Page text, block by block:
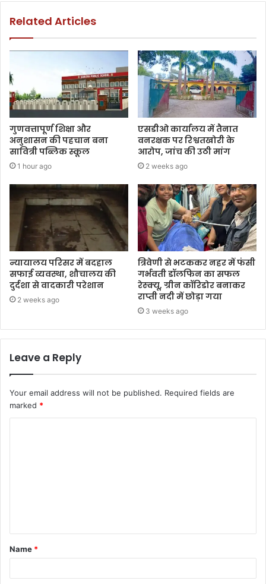
Related Articles
गुणवत्तापूर्ण शिक्षा और
अनुशासन की पहचान बना
सावित्री पब्लिक स्कूल
1 hour ago
एसडीओ कार्यालय में तैनात
वनरक्षक पर रिश्वतखोरी के
आरोप, जांच की उठी मांग
2 weeks ago
न्यायालय परिसर में बदहाल
सफाई व्यवस्था, शौचालय की
दुर्दशा से वादकारी परेशान
2 weeks ago
त्रिवेणी से भटककर नहर में फंसी
गर्भवती डॉलफिन का सफल
रेस्क्यू, ग्रीन कॉरिडोर बनाकर
राप्ती नदी में छोड़ा गया
3 weeks ago
Leave a Reply
Your email address will not be published. Required fields are
marked *
Name *